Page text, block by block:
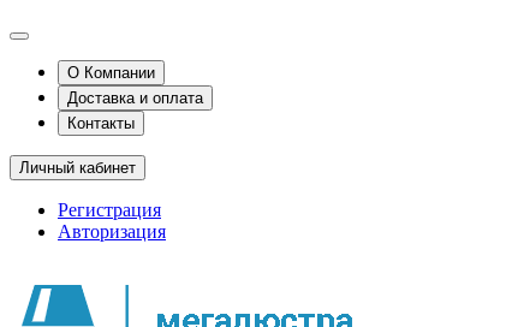
О Компании
Доставка и оплата
Контакты
Личный кабинет
Регистрация
Авторизация